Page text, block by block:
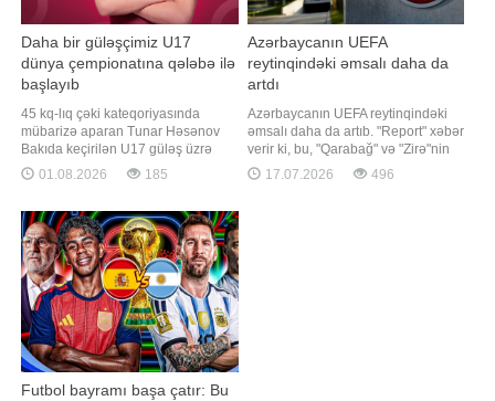
Daha bir güləşçimiz U17
dünya çempionatına qələbə ilə
başlayıb
45 kq-lıq çəki kateqoriyasında
mübarizə aparan Tunar Həsənov
Bakıda keçirilən U17 güləş üzrə
dünya çempionatında ilk görüşünə
çıxıb. xəbər verir ki, o, Radoslav
Görüş Azərbaycan təmsilçisinin 4:1
hesablı qələbəsi ilə başa çatıb.
Qeyd edək ki, daha əvvəl Tunar
Quliye
01.08.2026 185
Azərbaycanın UEFA
reytinqindəki əmsalı daha da
artdı
Azərbaycanın UEFA reytinqindəki
əmsalı daha da artıb. "Report" xəbər
verir ki, bu, "Qarabağ" və "Zirə"nin
avrokubokların I təsnifat
mərhələsinin cavab oyununda
17.07.2026 496
Futbol bayramı başa çatır: Bu